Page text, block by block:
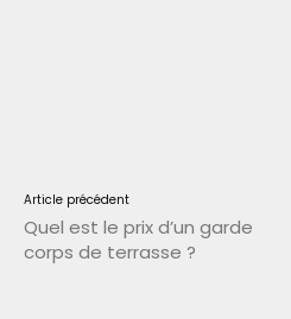
Article précédent
Quel est le prix d’un garde
corps de terrasse ?